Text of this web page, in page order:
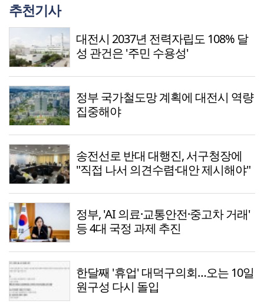
추천기사
대전시 2037년 전력자립도 108% 달
성 관건은 '주민 수용성'
정부 국가철도망 계획에 대전시 역량
집중해야
송전선로 반대 대행진, 서구청장에
"직접 나서 의견수렴·대안 제시해야"
정부, 'AI 의료·교통안전·중고차 거래'
등 4대 국정 과제 추진
한달째 '휴업' 대덕구의회…오는 10일
원구성 다시 돌입